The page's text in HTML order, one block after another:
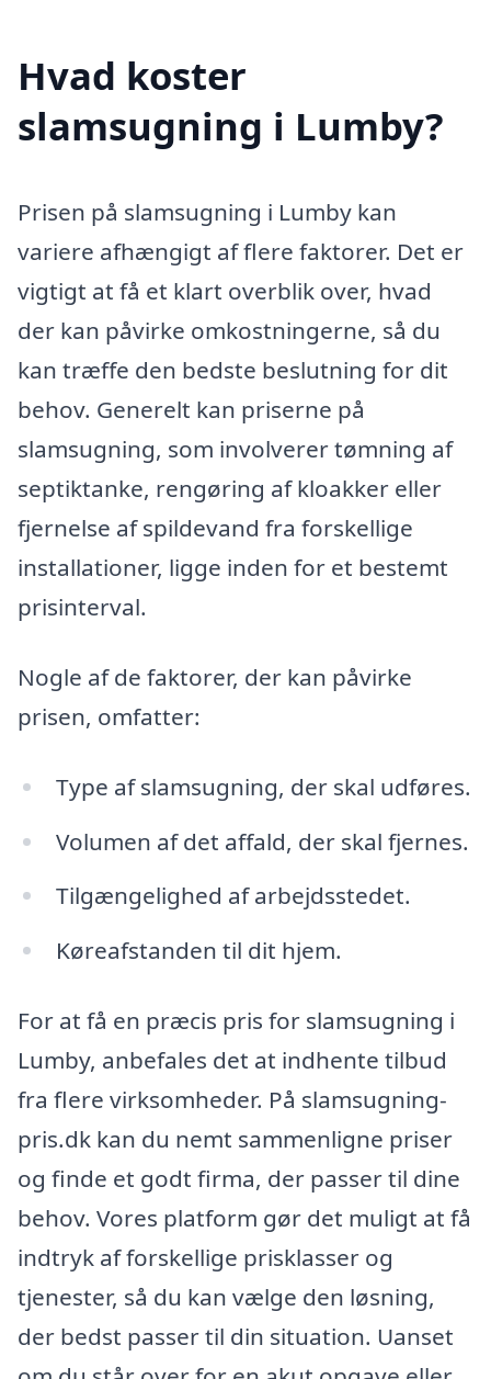
Hvad koster
slamsugning i Lumby?
Prisen på slamsugning i Lumby kan
variere afhængigt af flere faktorer. Det er
vigtigt at få et klart overblik over, hvad
der kan påvirke omkostningerne, så du
kan træffe den bedste beslutning for dit
behov. Generelt kan priserne på
slamsugning, som involverer tømning af
septiktanke, rengøring af kloakker eller
fjernelse af spildevand fra forskellige
installationer, ligge inden for et bestemt
prisinterval.
Nogle af de faktorer, der kan påvirke
prisen, omfatter:
Type af slamsugning, der skal udføres.
Volumen af det affald, der skal fjernes.
Tilgængelighed af arbejdsstedet.
Køreafstanden til dit hjem.
For at få en præcis pris for slamsugning i
Lumby, anbefales det at indhente tilbud
fra flere virksomheder. På slamsugning-
pris.dk kan du nemt sammenligne priser
og finde et godt firma, der passer til dine
behov. Vores platform gør det muligt at få
indtryk af forskellige prisklasser og
tjenester, så du kan vælge den løsning,
der bedst passer til din situation. Uanset